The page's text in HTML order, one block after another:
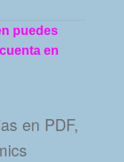
puedes
en
en PDF,